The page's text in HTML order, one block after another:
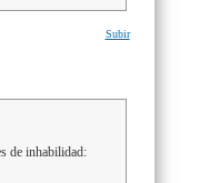
Subir
de inhabilidad: